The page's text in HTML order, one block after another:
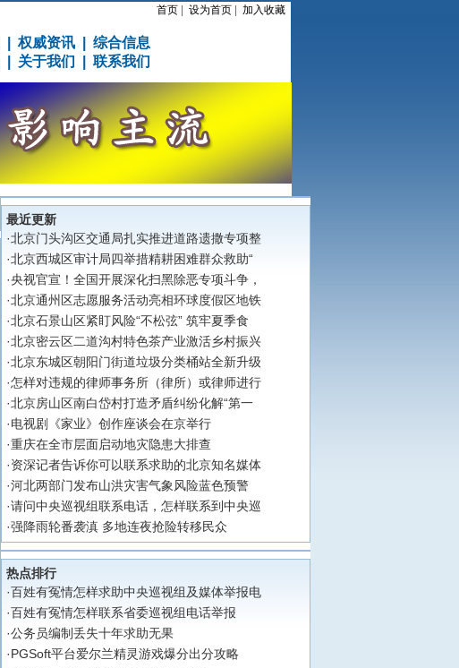
首页 设为首页 加入收藏
权威资讯
综合信息
关于我们 联系我们
最近更新
·北京门头沟区交通局扎实推进道路遗撒专项整
·北京西城区审计局四举措精耕困难群众救助“
·央视官宣！全国开展深化扫黑除恶专项斗争，
·北京通州区志愿服务活动亮相环球度假区地铁
·北京石景山区紧盯风险“不松弦” 筑牢夏季食
·北京密云区二道沟村特色茶产业激活乡村振兴
·北京东城区朝阳门街道垃圾分类桶站全新升级
·怎样对违规的律师事务所（律所）或律师进行
·北京房山区南白岱村打造矛盾纠纷化解“第一
·电视剧《家业》创作座谈会在京举行
·重庆在全市层面启动地灾隐患大排查
·资深记者告诉你可以联系求助的北京知名媒体
·河北两部门发布山洪灾害气象风险蓝色预警
·请问中央巡视组联系电话，怎样联系到中央巡
·强降雨轮番袭滇 多地连夜抢险转移民众
热点排行
·百姓有冤情怎样求助中央巡视组及媒体举报电
·百姓有冤情怎样联系省委巡视组电话举报
·公务员编制丢失十年求助无果
·PGSoft平台爱尔兰精灵游戏爆分出分攻略